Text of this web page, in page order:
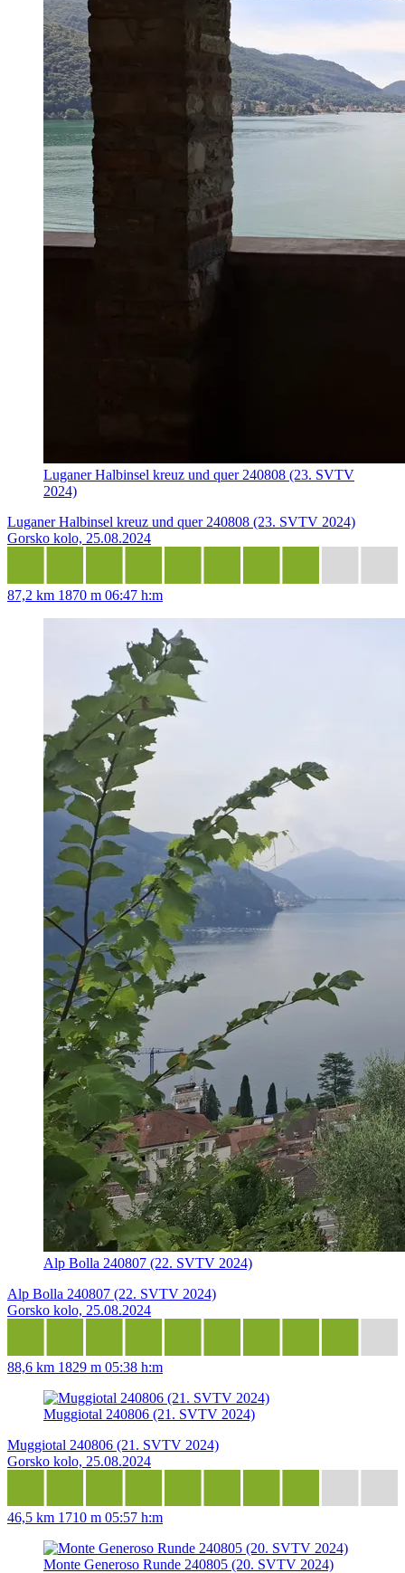
Luganer Halbinsel kreuz und quer 240808 (23. SVTV
2024)
Luganer Halbinsel kreuz und quer 240808 (23. SVTV 2024)
Gorsko kolo, 25.08.2024
87,2 km 1870 m 06:47 h:m
Alp Bolla 240807 (22. SVTV 2024)
Alp Bolla 240807 (22. SVTV 2024)
Gorsko kolo, 25.08.2024
88,6 km 1829 m 05:38 h:m
Muggiotal 240806 (21. SVTV 2024)
Muggiotal 240806 (21. SVTV 2024)
Gorsko kolo, 25.08.2024
46,5 km 1710 m 05:57 h:m
Monte Generoso Runde 240805 (20. SVTV 2024)